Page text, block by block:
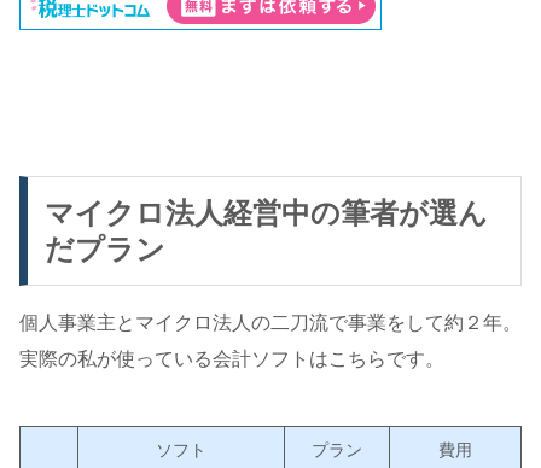
マイクロ法人経営中の筆者が選ん
だプラン
個人事業主とマイクロ法人の二刀流で事業をして約２年。
実際の私が使っている会計ソフトはこちらです。
ソフト プラン 費用